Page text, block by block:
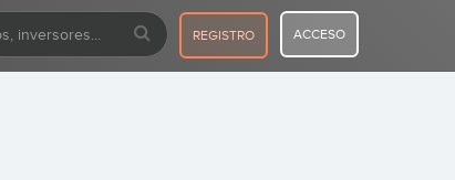
REGISTRO ACCESO